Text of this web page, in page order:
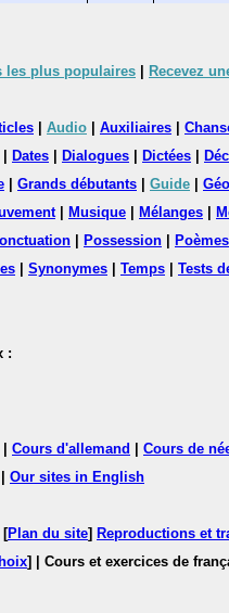
les plus populaires Recevez
Audio Auxiliaires
Dates Dialogues Dictées
Grands débutants Guide
| Musique Mélanges
Possession Poèmes
Synonymes Temps Tests
:
Cours d'allemand Cours de
Our sites in English
[Plan du site] Reproductions et
]
| Cours et exercices de